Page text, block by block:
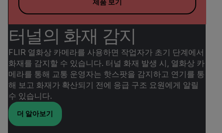
제품 보기
터널의 화재 감지
FLIR 열화상 카메라를 사용하면 작업자가 초기 단계에서
화재를 감지할 수 있습니다. 터널 화재 발생 시, 열화상 카
메라를 통해 교통 운영자는 핫스팟을 감지하고 연기를 통
해 보고 화재가 확산되기 전에 응급 구조 요원에게 알릴
수 있습니다.
더 알아보기